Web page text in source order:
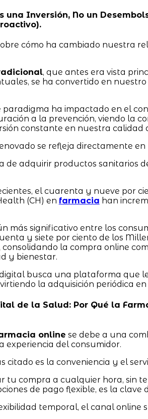
una Inversión, No un
cómo ha cambiado nuestra
, que antes era vista
se ha convertido en
paradigma ha impactado en el
a la prevención, viendo la
constante en nuestra calidad
se refleja directamente
de adquirir productos sanitarios
el cuarenta y nueve por
(CH) en farmacia han
más significativo entre los
y siete por ciento de los
consolidando la compra online
y bienestar.
busca una plataforma que
la adquisición periódica
de la Salud: Por Qué la
online se debe a una
experiencia del consumidor.
citado es la conveniencia y el
tu compra a cualquier hora, sin
de pago flexible, es la clave
temporal, el canal online